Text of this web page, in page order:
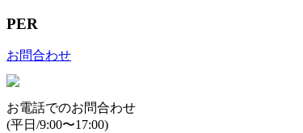
PER
お問合わせ
お電話でのお問合わせ
(平日/9:00〜17:00)